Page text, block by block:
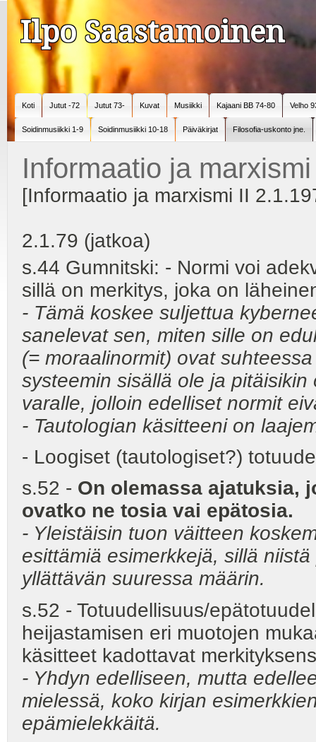
Ilpo Saastamoinen
Koti Jutut -72 Jutut 73- Kuvat Musiikki Kajaani BB 74-80 Velho
Soidinmusiikki 1-9 Soidinmusiikki 10-18 Päiväkirjat Filosofia-uskonto jne.
Informaatio ja
[Informaatio ja marxismi II
2.1.79 (jatkoa)
s.44 Gumnitski: - Normi voi
sillä on merkitys, joka on
- Tämä koskee suljettua
sanelevat sen, miten sille on
(= moraalinormit) ovat
systeemin sisällä ole ja
varalle, jolloin edelliset normit
- Tautologian käsitteeni on
- Loogiset (tautologiset?)
s.52 - On olemassa ajatuksia,
ovatko ne tosia vai epätosia.
- Yleistäisin tuon väitteen
esittämiä esimerkkejä, sillä
yllättävän suuressa määrin.
s.52 - Totuudellisuus/
heijastamisen eri muotojen
käsitteet kadottavat
- Yhdyn edelliseen, mutta
mielessä, koko kirjan
epämielekkäitä.